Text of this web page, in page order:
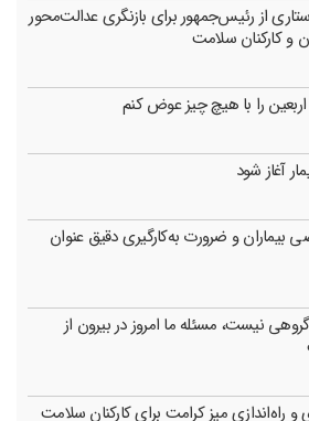
از رئیس‌جمهور برای بازنگری عدالت‌محور
و کارکنان سلامت
را با هیچ چیز عوض کنم
آغاز شود
و ضرورت به‌کارگیری دقیق عنوان
نیست، مسئله ما امروز در بیرون از
راه‌اندازی میز کرامت برای کارکنان سلامت